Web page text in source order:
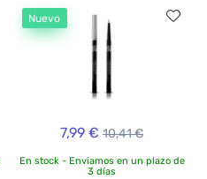
Nuevo
7,99 € 10,41 €
En stock - Enviamos en un plazo de
3 días